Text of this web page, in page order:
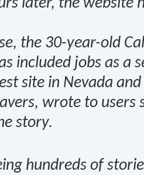
later, the website
the 30-year-old
included jobs as a
site in Nevada
wrote to
story.
hundreds of